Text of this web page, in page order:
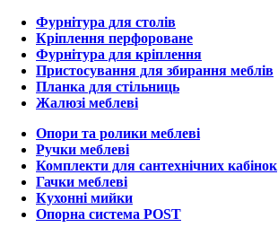
Фурнітура для столів
Кріплення перфороване
Фурнітура для кріплення
Пристосування для збирання меблів
Планка для стільниць
Жалюзі меблеві
Опори та ролики меблеві
Ручки меблеві
Комплекти для сантехнічних кабінок
Гачки меблеві
Кухонні мийки
Опорна система POST